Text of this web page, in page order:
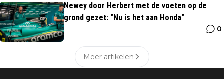
Newey door Herbert met de voeten op de
grond gezet: "Nu is het aan Honda"
0
Meer artikelen